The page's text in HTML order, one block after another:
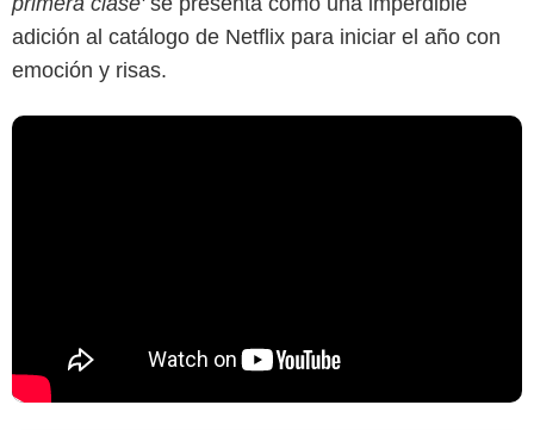
adición al catálogo de Netflix para iniciar el año con
emoción y risas.